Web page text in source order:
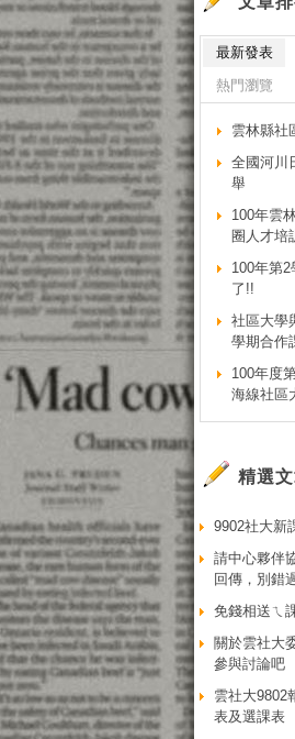
最新發表
熱門瀏覽
雲林縣社
全國河川
舉
100年雲
圈人才培
100年第
了!!
社區大學
學期合作
100年度
海線社區
精選
9902社大新
請中心夥伴
回傳，別錯
免錢相送ㄟ
關於雲社大
參與討論吧
雲社大9802
表及選課表